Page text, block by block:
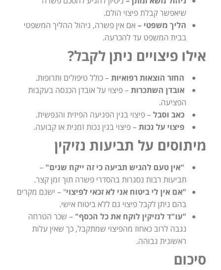
שיאפשר קבלת פיצוי הולם.
הליך משפטי – אם אין פשרה, ניהול ההליך המשפטי
בבית המשפט עד להכרעה.
אילו פיצויים ניתן לקבל?
החזר הוצאות רפואיות– כולל טיפולים ותרופות.
אובדן השתכרות– פיצוי על אובדן הכנסה בעקבות
הפציעה.
כאב וסבל– פיצוי בגין הפגיעה הפיזית והנפשית.
פיצוי על נכות– פיצוי בגין נכות זמנית או קבועה.
מיתוסים על תביעות נזיקין
"אין טעם להגיש תביעה כי זה ייקח שנים" –
תביעות רבות נסגרות בהסדרי פשרה תוך זמן קצר.
"אם אין לי ביטוח אני לא זכאי לפיצוי" – ישנם מקרים
בהם ניתן לקבל פיצוי גם ללא ביטוח אישי.
"עו"ד לנזיקין לוקח את כל הכסף" – שכר הטרחה
נגבה לרוב כאחוז מהפיצוי שמתקבל, כך שאין עלות
ראשונית גבוהה.
סיכום